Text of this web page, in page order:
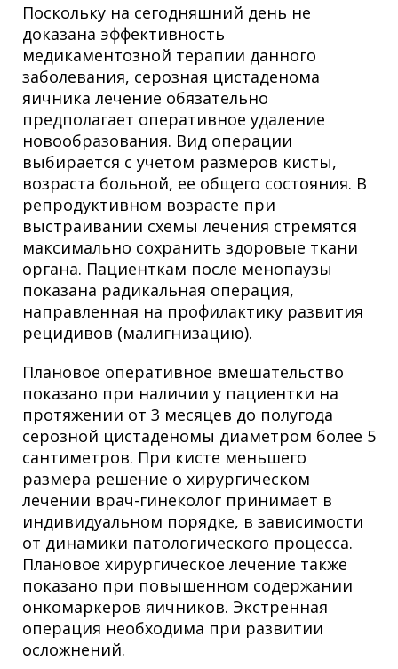
Поскольку на сегодняшний день не
доказана эффективность
медикаментозной терапии данного
заболевания, серозная цистаденома
яичника лечение обязательно
предполагает оперативное удаление
новообразования. Вид операции
выбирается с учетом размеров кисты,
возраста больной, ее общего состояния. В
репродуктивном возрасте при
выстраивании схемы лечения стремятся
максимально сохранить здоровые ткани
органа. Пациенткам после менопаузы
показана радикальная операция,
направленная на профилактику развития
рецидивов (малигнизацию).
Плановое оперативное вмешательство
показано при наличии у пациентки на
протяжении от 3 месяцев до полугода
серозной цистаденомы диаметром более 5
сантиметров. При кисте меньшего
размера решение о хирургическом
лечении врач-гинеколог принимает в
индивидуальном порядке, в зависимости
от динамики патологического процесса.
Плановое хирургическое лечение также
показано при повышенном содержании
онкомаркеров яичников. Экстренная
операция необходима при развитии
осложнений.